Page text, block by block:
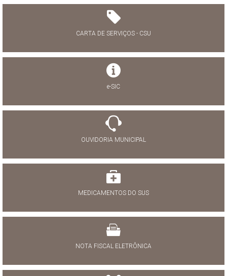
CARTA DE SERVIÇOS - CSU
e-SIC
OUVIDORIA MUNICIPAL
MEDICAMENTOS DO SUS
NOTA FISCAL ELETRÔNICA